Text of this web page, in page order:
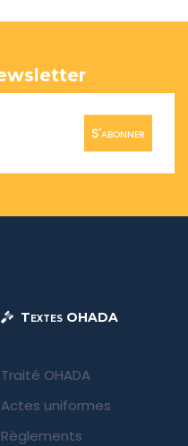
S'abonner
Textes OHADA
Traité OHADA
Actes uniformes
Règlements